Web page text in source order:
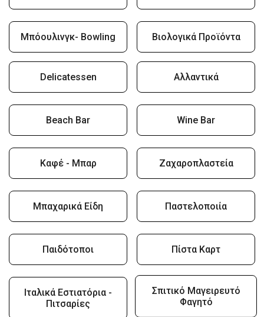
Μπόουλινγκ- Bowling Βιολογικά Προϊόντα
Delicatessen
Beach Bar
Καφέ - Μπαρ
Μπαχαρικά Είδη
Παιδότοποι
Ιταλικά Εστιατόρια -
Πιτσαρίες
Αλλαντικά
Wine Bar
Ζαχαροπλαστεία
Παστελοποιία
Πίστα Καρτ
Σπιτικό Μαγειρευτό
Φαγητό